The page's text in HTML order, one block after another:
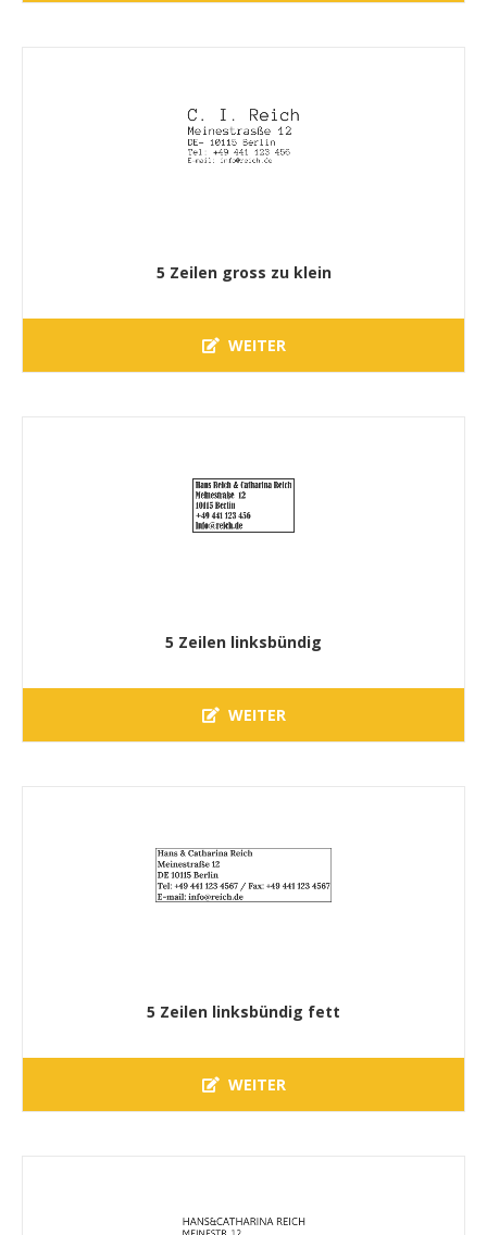
5 Zeilen gross zu klein
WEITER
5 Zeilen linksbündig
WEITER
5 Zeilen linksbündig fett
WEITER